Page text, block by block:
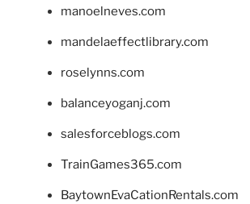
manoelneves.com
mandelaeffectlibrary.com
roselynns.com
balanceyoganj.com
salesforceblogs.com
TrainGames365.com
BaytownEvaCationRentals.com